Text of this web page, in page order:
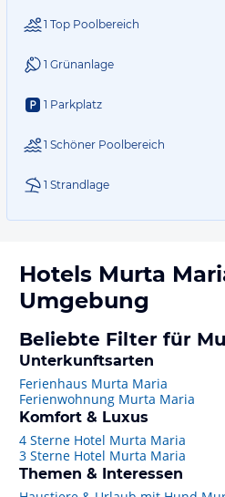
1 Top Poolbereich
1 Grünanlage
1 Parkplatz
1 Schöner Poolbereich
1 Strandlage
Hotels Murta
Umgebung
Beliebte Filter für
Unterkunftsarten
Ferienhaus Murta Maria
Ferienwohnung Murta Maria
Komfort & Luxus
4 Sterne Hotel Murta Maria
3 Sterne Hotel Murta Maria
Themen & Interessen